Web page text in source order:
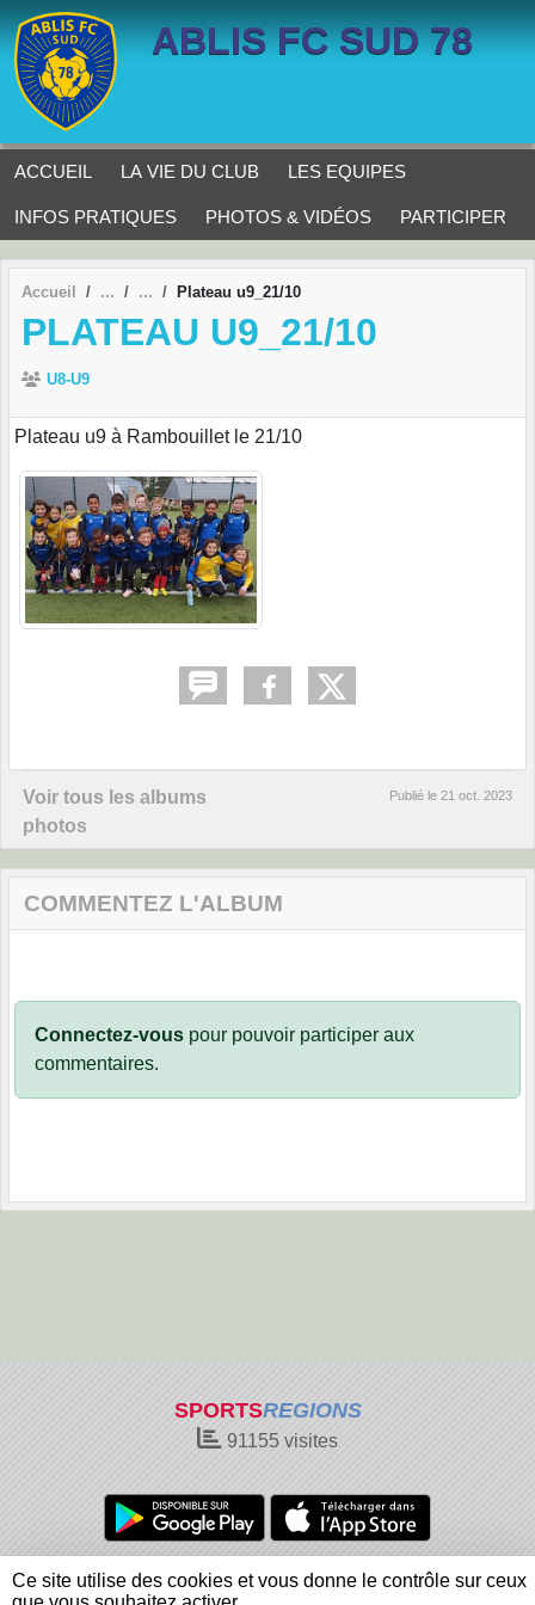
ABLIS FC SUD 78
ACCUEIL LA VIE DU CLUB LES EQUIPES
INFOS PRATIQUES PHOTOS & VIDÉOS PARTICIPER
Accueil Plateau u9_21/10
PLATEAU U9_21/10
U8-U9
Plateau u9 à Rambouillet le 21/10
Voir tous les albums
photos
Publié le 21 oct. 2023
COMMENTEZ L'ALBUM
Connectez-vous pour pouvoir participer aux
commentaires.
SPORTSREGIONS
91155 visites
Charte cookies
Gestion des cookies
Informations légales
Signaler un contenu inapproprié
Panneau de gestion des cookies
Ce site utilise des cookies et vous donne le contrôle sur ceux